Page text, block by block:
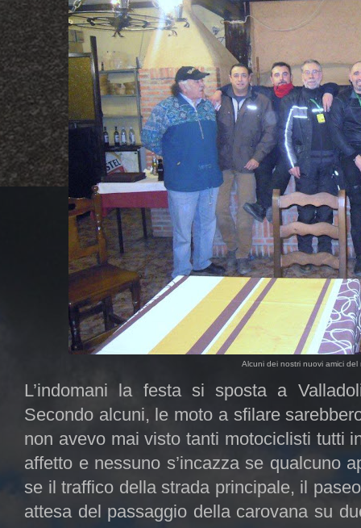
Alcuni dei nostri nuovi amici del
L’indomani la festa si sposta a
Secondo alcuni, le moto a sfilare
non avevo mai visto tanti motociclisti tutti
affetto e nessuno s’incazza se qualcuno
se il traffico della strada principale, il
attesa del passaggio della carovana su